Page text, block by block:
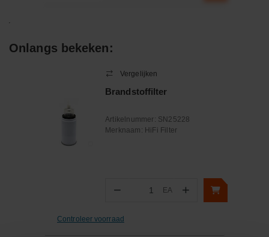
Onlangs bekeken:
Vergelijken
Brandstoffilter
Artikelnummer: SN25228
Merknaam: HiFi Filter
− Aantal
EA +
Controleer voorraad